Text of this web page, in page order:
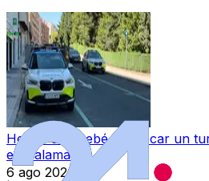
Herida una bebé al chocar un
en Salamanca
6 ago 2026